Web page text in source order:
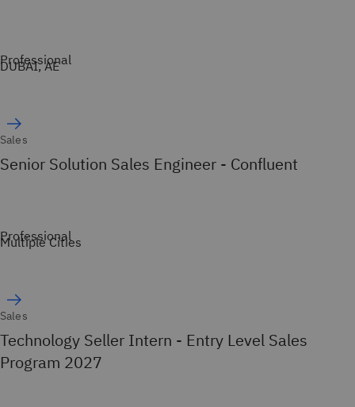
Professional
DUBAI, AE
Sales
Senior Solution Sales Engineer - Confluent
Professional
Multiple Cities
Sales
Technology Seller Intern - Entry Level Sales
Program 2027